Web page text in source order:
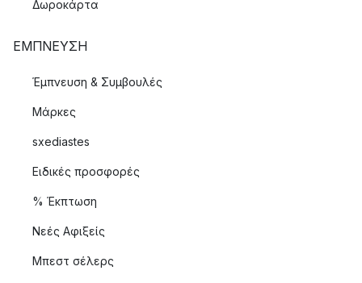
Δωροκάρτα
ΈΜΠΝΕΥΣΗ
Έμπνευση & Συμβουλές
Μάρκες
sxediastes
Ειδικές προσφορές
% Έκπτωση
Νεές Αφιξείς
Μπεστ σέλερς